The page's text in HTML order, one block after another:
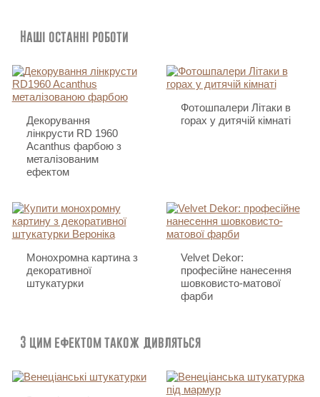
Наші останні роботи
Декорування
лінкрусти RD 1960
Acanthus фарбою з
металізованим
ефектом
Фотошпалери Літаки в
горах у дитячій кімнаті
Монохромна картина з
декоративної
штукатурки
Velvet Dekor:
професійне нанесення
шовковисто-матової
фарби
З цим ефектом також дивляться